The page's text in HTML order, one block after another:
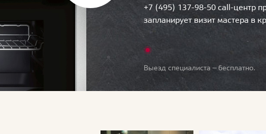
+7 (495) 137-98-50 call-центр
запланирует визит мастера в
Выезд специалиста — бесплатно.